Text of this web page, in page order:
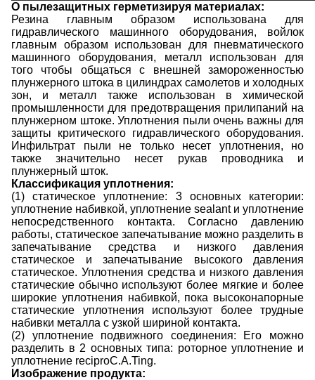
О пылезащитных герметизируя материалах:
Резина главным образом использована для
гидравлического машинного оборудования, войлок
главным образом использован для пневматического
машинного оборудования, металл использован для
того чтобы общаться с внешней замороженностью
плунжерного штока в цилиндрах самолетов и холодных
зон, и металл также использован в химической
промышленности для предотвращения прилипаний на
плунжерном штоке. Уплотнения пыли очень важны для
защиты критического гидравлического оборудования.
Инфильтрат пыли не только несет уплотнения, но
также значительно несет рукав проводника и
плунжерный шток.
Классификация уплотнения:
(1) статическое уплотнение: 3 основных категории:
уплотнение набивкой, уплотнение sealant и уплотнение
непосредственного контакта. Согласно давлению
работы, статическое запечатывание можно разделить в
запечатывание средства и низкого давления
статическое и запечатывание высокого давления
статическое. Уплотнения средства и низкого давления
статические обычно используют более мягкие и более
широкие уплотнения набивкой, пока высоконапорные
статические уплотнения используют более трудные
набивки металла с узкой шириной контакта.
(2) уплотнение подвижного соединения: Его можно
разделить в 2 основных типа: роторное уплотнение и
уплотнение reciproC.A.Ting.
Изображение продукта: